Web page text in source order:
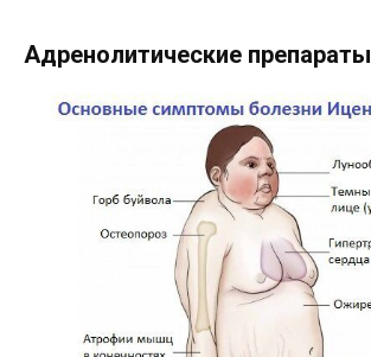
Адренолитические препараты